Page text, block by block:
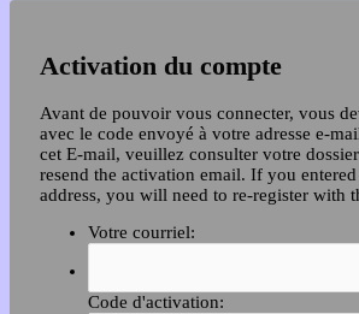
Activation du compte
Avant de pouvoir vous connecter, vous
avec le code envoyé à votre adresse e-
cet E-mail, veuillez consulter votre
resend the activation email. If you
address, you will need to re-register with
Votre courriel:
Code d'activation: